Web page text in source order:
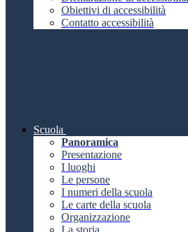
Obiettivi di accessibilità
Contatto accessibilità
Scuola
Panoramica
Presentazione
I luoghi
Le persone
I numeri della scuola
Le carte della scuola
Organizzazione